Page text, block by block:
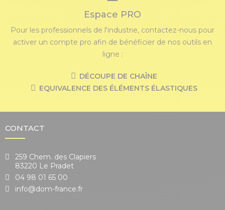
Espace PRO
Pour les professionnels de l'industrie, contactez-nous pour
activer un compte pro afin de bénéficier de nos outils en
ligne :
DÉCOUPE DE CHAÎNE
EQUIVALENCE DES ÉLÉMENTS ÉLASTIQUES
CONTACT
259 Chem. des Clapiers
83220 Le Pradet
04 98 01 65 00
info@dom-france.fr